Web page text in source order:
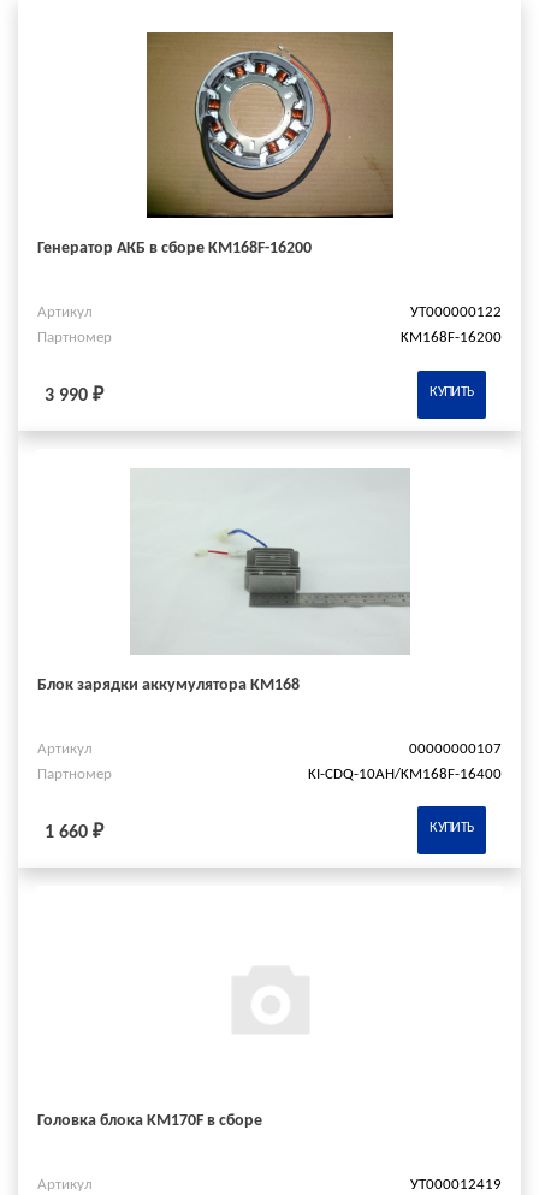
Генератор АКБ в сборе KM168F-16200
Артикул
УТ000000122
Партномер
KM168F-16200
3 990 ₽ КУПИТЬ
Блок зарядки аккумулятора KM168
Артикул
00000000107
Партномер
KI-CDQ-10AH/KM168F-16400
1 660 ₽ КУПИТЬ
Головка блока KM170F в сборе
Артикул
УТ000012419